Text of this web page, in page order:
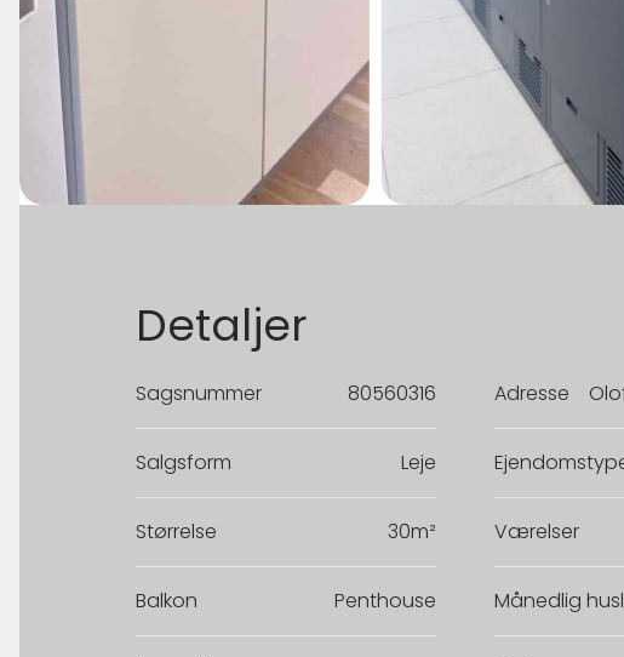
Detaljer
Sagsnummer 80560316 Adresse
Salgsform Leje
Størrelse 30m² Værelser
Balkon Penthouse Månedlig